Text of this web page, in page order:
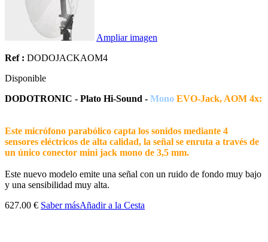
Ampliar imagen
Ref : DODOJACKAOM4
Disponible
DODOTRONIC - Plato Hi-Sound - Mono EVO-Jack, AOM 4x:
Este micrófono parabólico capta los sonidos mediante 4
sensores eléctricos de alta calidad, la señal se enruta a través de
un único conector mini jack mono de 3,5 mm.
Este nuevo modelo emite una señal con un ruido de fondo muy bajo
y una sensibilidad muy alta.
627.00 € Saber másAñadir a la Cesta